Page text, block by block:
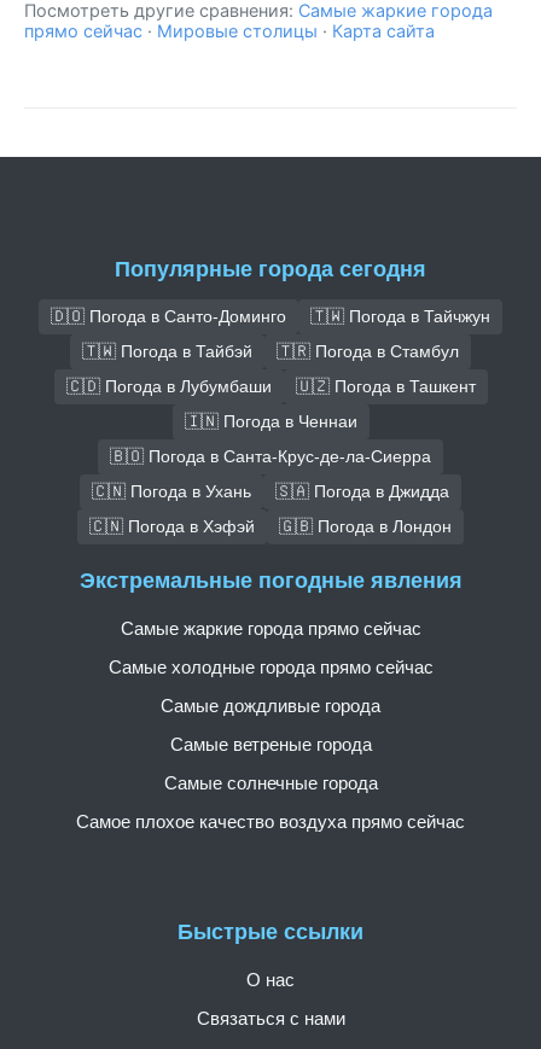
Посмотреть другие сравнения: Самые жаркие города
прямо сейчас · Мировые столицы · Карта сайта
Популярные города сегодня
🇩🇴 Погода в Санто-Доминго
🇹🇼 Погода в Тайчжун
🇹🇼 Погода в Тайбэй
🇹🇷 Погода в Стамбул
🇨🇩 Погода в Лубумбаши
🇺🇿 Погода в Ташкент
🇮🇳 Погода в Ченнаи
🇧🇴 Погода в Санта-Крус-де-ла-Сиерра
🇨🇳 Погода в Ухань
🇸🇦 Погода в Джидда
🇨🇳 Погода в Хэфэй
🇬🇧 Погода в Лондон
Быстрые ссылки
О нас
Связаться с нами
Экстремальные погодные явления
Самые жаркие города прямо сейчас
Самые холодные города прямо сейчас
Самые дождливые города
Самые ветреные города
Самые солнечные города
Самое плохое качество воздуха прямо сейчас